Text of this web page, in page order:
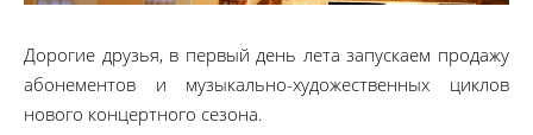
Дорогие друзья, в первый день лета запускаем продажу
абонементов и музыкально-художественных циклов
нового концертного сезона.